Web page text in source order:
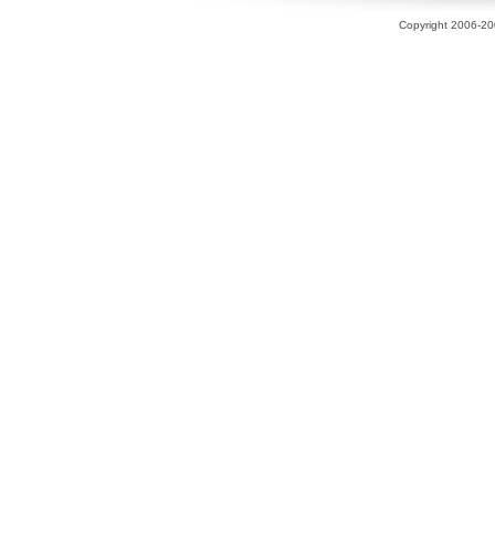
Copyright 2006-